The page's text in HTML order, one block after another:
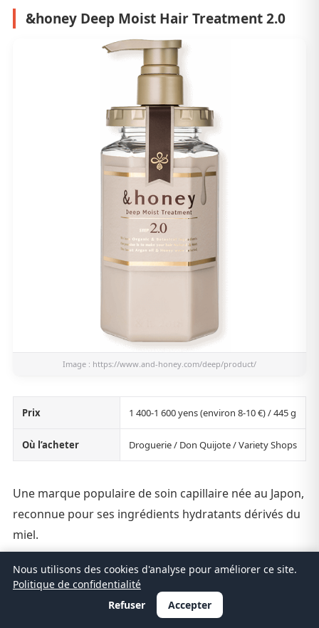
&honey Deep Moist Hair Treatment 2.0
Image : https://www.and-honey.com/deep/product/
Prix 1 400-1 600 yens (environ 8-10 €) / 445 g
Où l’acheter Droguerie / Don Quijote / Variety Shops
Une marque populaire de soin capillaire née au Japon,
reconnue pour ses ingrédients hydratants dérivés du
miel.
Avec plus de 90 % d’ingrédients hydratants et
protecteurs, cette formule richeest pensée pour les
cheveux marqués par la sécheresse.
Nous utilisons des cookies d'analyse pour améliorer ce site.
Politique de confidentialité
Refuser
Accepter